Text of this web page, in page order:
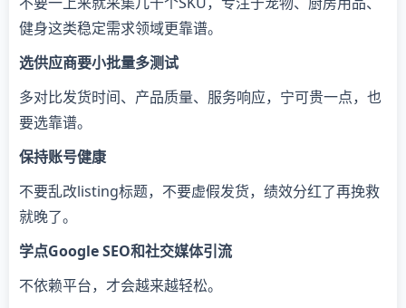
健身这类稳定需求领域更靠谱。
选供应商要小批量多测试
多对比发货时间、产品质量、服务响应，宁可贵一点，也
要选靠谱。
保持账号健康
不要乱改listing标题，不要虚假发货，绩效分红了再挽救
就晚了。
学点Google SEO和社交媒体引流
不依赖平台，才会越来越轻松。